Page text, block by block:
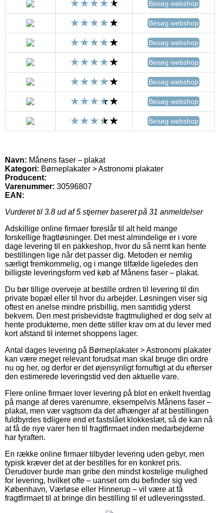
Besøg webshop
Besøg webshop
Besøg webshop
Besøg webshop
Besøg webshop
Besøg webshop
Besøg webshop
Navn: Månens faser – plakat
Kategori: Børneplakater > Astronomi plakater
Producent:
Varenummer: 30596807
EAN:
Vurderet til 3.8 ud af 5 stjerner baseret på 31 anmeldelser
Adskillige online firmaer foreslår til alt held mange
forskellige fragtløsninger. Det mest almindelige er i vore
dage levering til en pakkeshop, hvor du så nemt kan hente
bestillingen lige når det passer dig. Metoden er nemlig
særligt fremkommelig, og i mange tilfælde ligeledes den
billigste leveringsform ved køb af Månens faser – plakat.
Du bør tillige overveje at bestille ordren til levering til din
private bopæl eller til hvor du arbejder. Løsningen viser sig
oftest en anelse mindre prisbillig, men samtidig yderst
bekvem. Den mest prisbevidste fragtmulighed er dog selv at
hente produkterne, men dette stiller krav om at du lever med
kort afstand til internet shoppens lager.
Antal dages levering på Børneplakater > Astronomi plakater
kan være meget relevant forudsat man skal bruge din ordre
nu og her, og derfor er det øjensynligt fornuftigt at du efterser
den estimerede leveringstid ved den aktuelle vare.
Flere online firmaer lover levering på blot en enkelt hverdag
på mange af deres varenumre, eksempelvis Månens faser –
plakat, men vær vagtsom da det afhænger af at bestillingen
fuldbyrdes tidligere end et fastslået klokkeslæt, så de kan nå
at få de nye varer hen til fragtfirmaet inden medarbejderne
har fyraften.
En række online firmaer tilbyder levering uden gebyr, men
typisk kræver det at der bestilles for en konkret pris.
Derudover burde man gribe den mindst kostelige mulighed
for levering, hvilket ofte – uanset om du befinder sig ved
København, Værløse eller Hinnerup – vil være at få
fragtfirmaet til at bringe din bestilling til et udleveringssted.